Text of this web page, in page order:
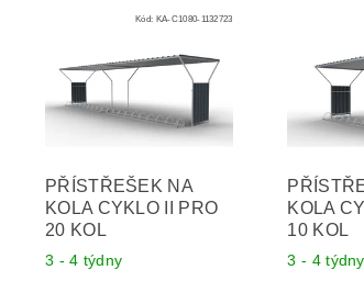
Kód: KA-C1080-1132723
PŘÍSTŘEŠEK NA
KOLA CYKLO II PRO
20 KOL
3 - 4 týdny
KOLA
10 KOL
3 - 4 týdny